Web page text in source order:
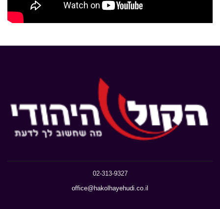
02-313-9327
office@hakolhayehudi.co.il